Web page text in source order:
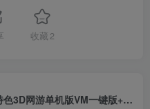
收藏 2
《剑灵仙缘4.0服务端》经典精品特色3D网游单机版VM一键版+GM充值工具+GM多功能工具+全物品ID及攻略文档